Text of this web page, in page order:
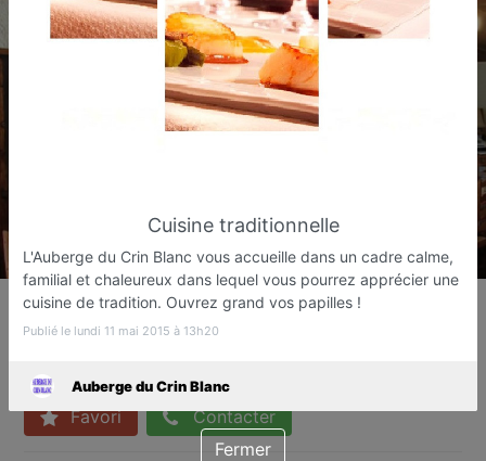
Auberge du Crin Blanc
Cuisine traditionnelle
Favori Contacter
Cuisine traditionnelle
L'Auberge du Crin Blanc vous accueille dans un cadre calme,
familial et chaleureux dans lequel vous pourrez apprécier une
cuisine de tradition. Ouvrez grand vos papilles !
Publié le lundi 11 mai 2015 à 13h20
Auberge du Crin Blanc
Fermer